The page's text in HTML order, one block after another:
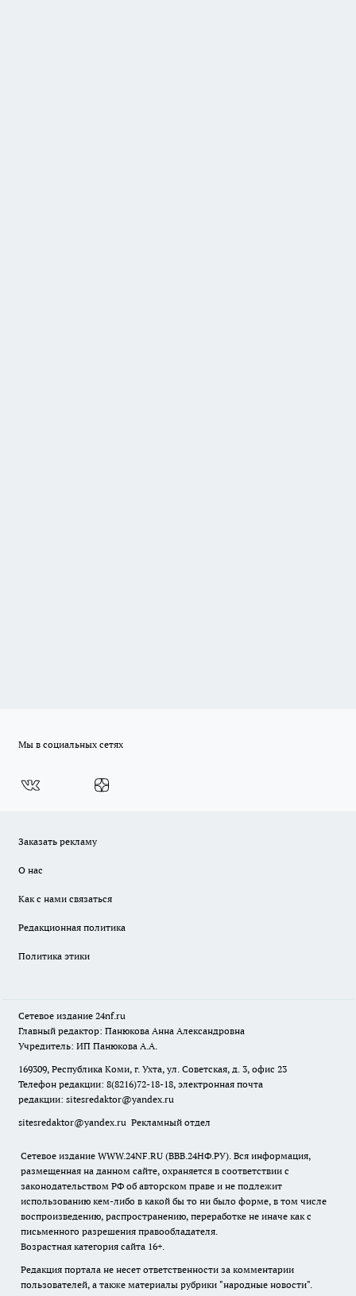
Мы в социальных сетях
Заказать рекламу
О нас
Как с нами связаться
Редакционная политика
Политика этики
Сетевое издание 24nf.ru
Главный редактор: Панюкова Анна Александровна
Учредитель: ИП Панюкова А.А.
169309, Республика Коми, г. Ухта, ул. Советская, д. 3, офис 23
Телефон редакции: 8(8216)72-18-18, электронная почта
редакции: sitesredaktor@yandex.ru
sitesredaktor@yandex.ru Рекламный отдел
Сетевое издание WWW.24NF.RU (ВВВ.24НФ.РУ). Вся информация,
размещенная на данном сайте, охраняется в соответствии с
законодательством РФ об авторском праве и не подлежит
использованию кем-либо в какой бы то ни было форме, в том числе
воспроизведению, распространению, переработке не иначе как с
письменного разрешения правообладателя.
Возрастная категория сайта 16+.
Редакция портала не несет ответственности за комментарии
пользователей, а также материалы рубрики "народные новости".